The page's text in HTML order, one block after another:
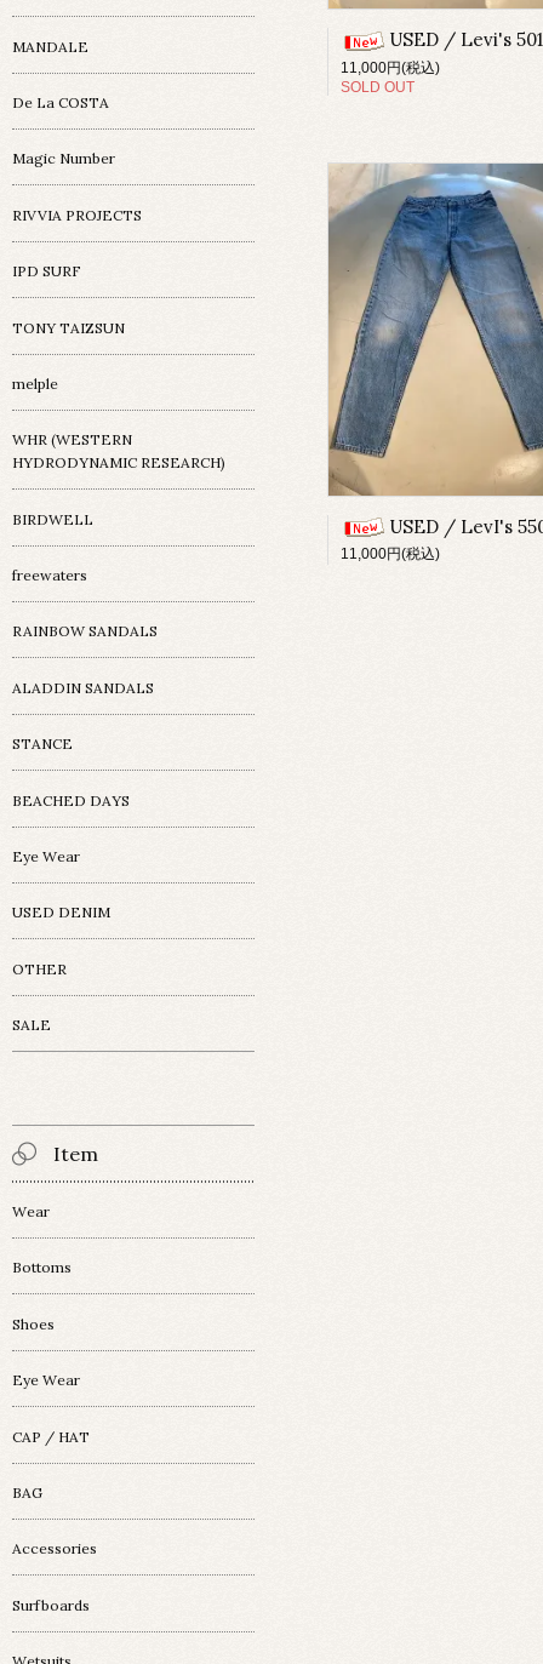
USED / Levi's 501 Black /
11,000円(税込)
SOLD OUT
USED / LevI's 550 USA /
11,000円(税込)
MANDALE
De La COSTA
Magic Number
RIVVIA PROJECTS
IPD SURF
TONY TAIZSUN
melple
WHR (WESTERN
HYDRODYNAMIC RESEARCH)
BIRDWELL
freewaters
RAINBOW SANDALS
ALADDIN SANDALS
STANCE
BEACHED DAYS
Eye Wear
USED DENIM
OTHER
SALE
Item
Wear
Bottoms
Shoes
Eye Wear
CAP / HAT
BAG
Accessories
Surfboards